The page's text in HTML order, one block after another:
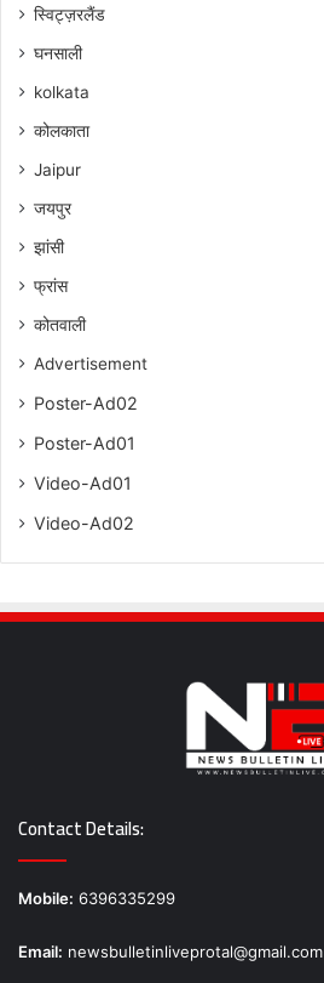
स्विट्ज़रलैंड
घनसाली
kolkata
कोलकाता
Jaipur
जयपुर
झांसी
फ्रांस
कोतवाली
Advertisement
Poster-Ad02
Poster-Ad01
Video-Ad01
Video-Ad02
Contact Details:
Mobile: 6396335299
Email: newsbulletinliveprotal@gmail.com